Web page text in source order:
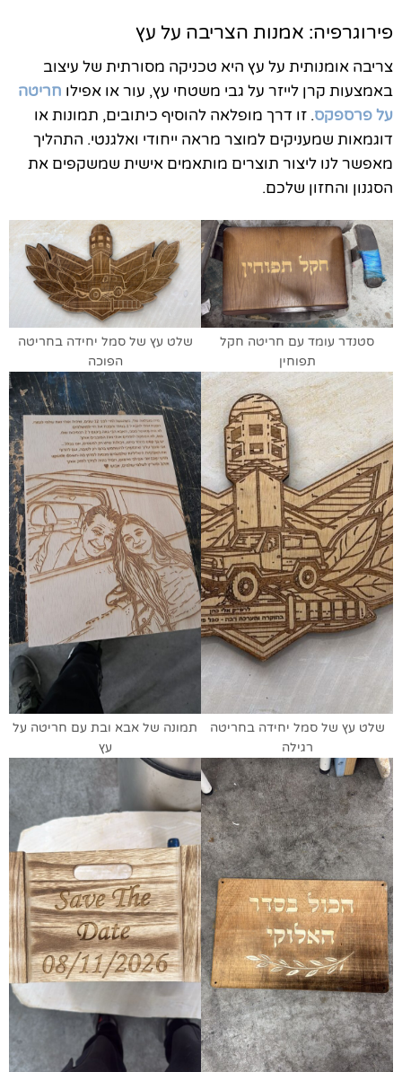
פירוגרפיה: אמנות הצריבה על עץ
צריבה אומנותית על עץ היא טכניקה מסורתית של עיצוב
באמצעות קרן לייזר על גבי משטחי עץ, עור או אפילו חריטה
על פרספקס. זו דרך מופלאה להוסיף כיתובים, תמונות או
דוגמאות שמעניקים למוצר מראה ייחודי ואלגנטי. התהליך
מאפשר לנו ליצור תוצרים מותאמים אישית שמשקפים את
הסגנון והחזון שלכם.
סטנדר עומד עם חריטה חקל
תפוחין
שלט עץ של סמל יחידה בחריטה
הפוכה
שלט עץ של סמל יחידה בחריטה
רגילה
תמונה של אבא ובת עם חריטה על
עץ